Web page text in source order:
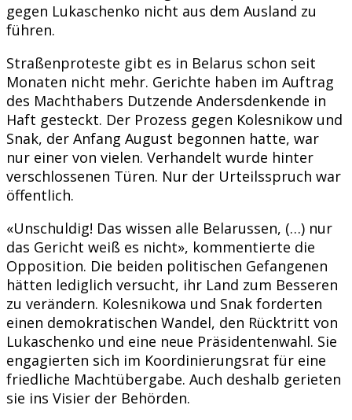
gegen Lukaschenko nicht aus dem Ausland zu
führen.
Straßenproteste gibt es in Belarus schon seit
Monaten nicht mehr. Gerichte haben im Auftrag
des Machthabers Dutzende Andersdenkende in
Haft gesteckt. Der Prozess gegen Kolesnikow und
Snak, der Anfang August begonnen hatte, war
nur einer von vielen. Verhandelt wurde hinter
verschlossenen Türen. Nur der Urteilsspruch war
öffentlich.
«Unschuldig! Das wissen alle Belarussen, (…) nur
das Gericht weiß es nicht», kommentierte die
Opposition. Die beiden politischen Gefangenen
hätten lediglich versucht, ihr Land zum Besseren
zu verändern. Kolesnikowa und Snak forderten
einen demokratischen Wandel, den Rücktritt von
Lukaschenko und eine neue Präsidentenwahl. Sie
engagierten sich im Koordinierungsrat für eine
friedliche Machtübergabe. Auch deshalb gerieten
sie ins Visier der Behörden.